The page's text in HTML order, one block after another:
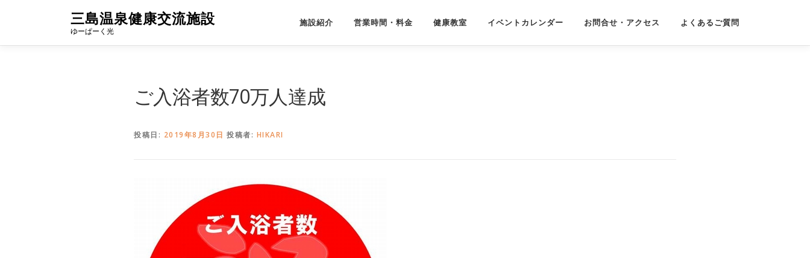
ン
三島温泉健康交流施設
ゆーぱーく光
施設紹介 営業時間・料金 健康教室 イベントカレンダー お問合せ・アクセス よくあるご質問
ご入浴者数70万人達成
投稿日: 2019年8月30日 投稿者: HIKARI